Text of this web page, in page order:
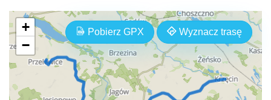
Pobierz GPX Wyznacz trasę
+
−